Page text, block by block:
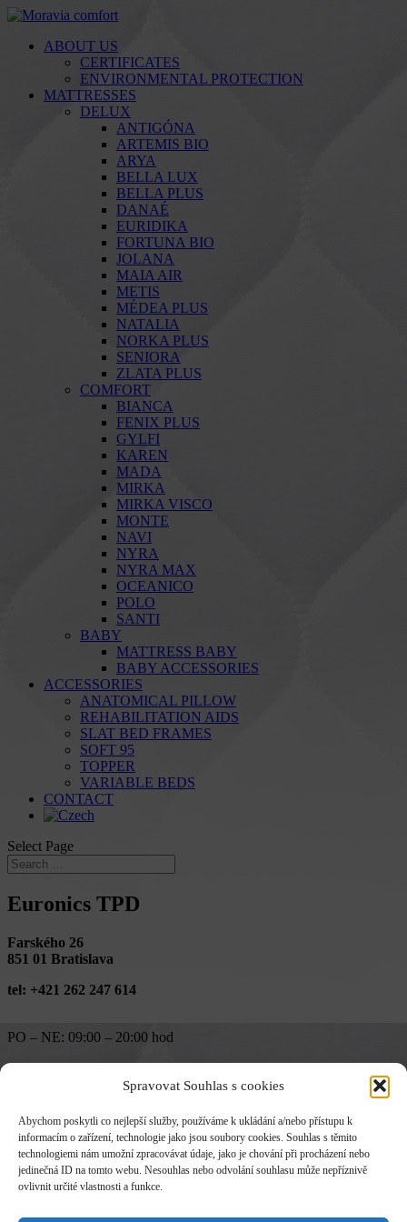
Spravovat Souhlas s cookies
Abychom poskytli co nejlepší služby, používáme k ukládání a/nebo přístupu k
informacím o zařízení, technologie jako jsou soubory cookies. Souhlas s těmito
technologiemi nám umožní zpracovávat údaje, jako je chování při procházení nebo
jedinečná ID na tomto webu. Nesouhlas nebo odvolání souhlasu může nepříznivě
ovlivnit určité vlastnosti a funkce.
ABOUT US
CERTIFICATES
ENVIRONMENTAL PROTECTION
MATTRESSES
DELUX
ANTIGÓNA
ARTEMIS BIO
ARYA
BELLA LUX
BELLA PLUS
DANAÉ
EURIDIKA
FORTUNA BIO
JOLANA
MAIA AIR
METIS
MÉDEA PLUS
NATALIA
NORKA PLUS
SENIORA
ZLATA PLUS
COMFORT
BIANCA
FENIX PLUS
GYLFI
KAREN
MADA
MIRKA
MIRKA VISCO
MONTE
NAVI
NYRA
NYRA MAX
OCEANICO
POLO
SANTI
BABY
MATTRESS BABY
BABY ACCESSORIES
ACCESSORIES
ANATOMICAL PILLOW
REHABILITATION AIDS
SLAT BED FRAMES
SOFT 95
TOPPER
VARIABLE BEDS
CONTACT
Select Page
Euronics TPD
Farského 26
851 01 Bratislava
tel: +421 262 247 614
PO – NE: 09:00 – 20:00 hod
←DREVONAB SK Euronics TPD→
Posted on
December 16, 2022